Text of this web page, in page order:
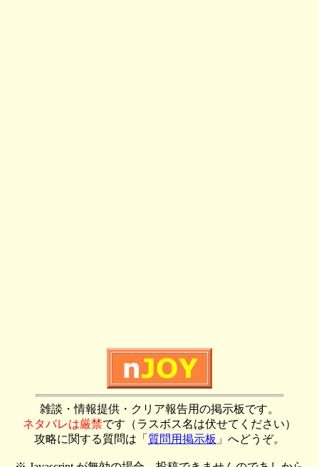
雑談・情報提供・クリア報告用の掲示板です。
ネタバレは厳禁です（ラスボス名は伏せてください）
攻略に関する質問は「 質問用掲示板 」へどうぞ。